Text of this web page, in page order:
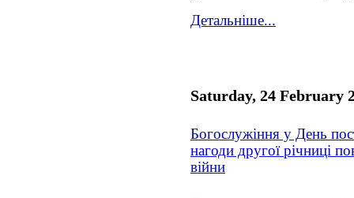
Детальніше...
Saturday, 24 February
Богослужіння у День
нагоди другої річниці
війни